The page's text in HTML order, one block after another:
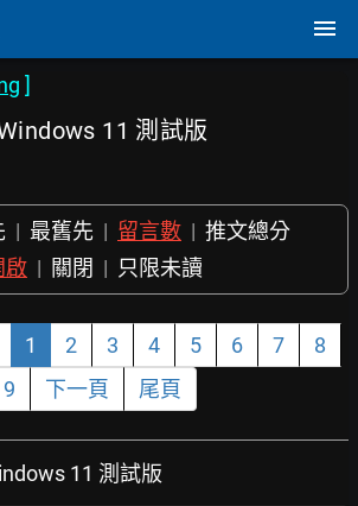
]
11 測試版
| 最舊先 | 留言數 | 推文總分
啟 | 關閉 | 只限未讀
1 2 3 4 5 6 7
8
9
下一頁 尾頁
11 測試版